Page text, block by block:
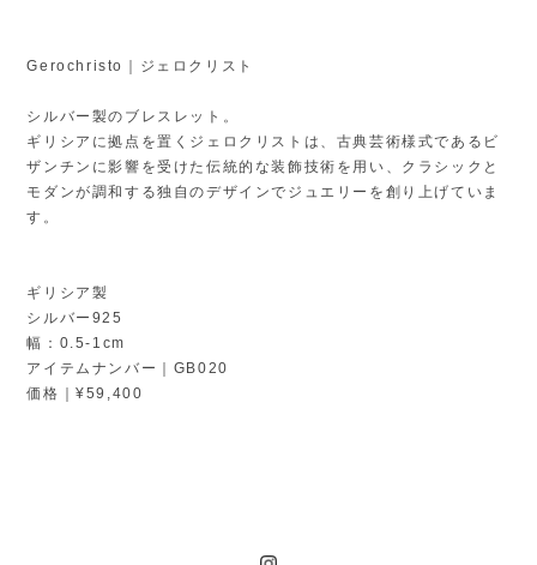
Gerochristo｜ジェロクリスト
シルバー製のブレスレット。
ギリシアに拠点を置くジェロクリストは、古典芸術様式であるビ
ザンチンに影響を受けた伝統的な装飾技術を用い、クラシックと
モダンが調和する独自のデザインでジュエリーを創り上げていま
す。
ギリシア製
シルバー925
幅：0.5-1cm
アイテムナンバー｜GB020
価格｜¥59,400